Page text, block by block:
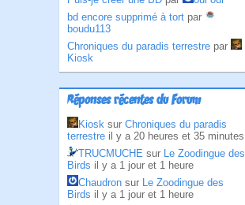
bd encore supprimé à tort par
boudu113
Chroniques du paradis terrestre par
Kiosk
Réponses récentes du Forum
Kiosk sur Chroniques du paradis
terrestre il y a 20 heures et 35 minutes
TRUCMUCHE sur Le Zoodingue des
Birds il y a 1 jour et 1 heure
Chaudron sur Le Zoodingue des
Birds il y a 1 jour et 1 heure